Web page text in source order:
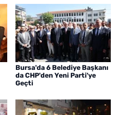
Bursa'da 6 Belediye Başkanı
da CHP'den Yeni Parti'ye
Geçti